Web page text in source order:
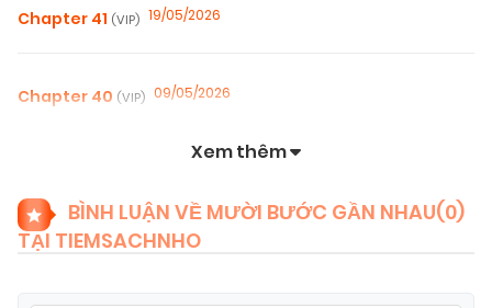
Chapter 41 (VIP) 19/05/2026
Chapter 40 (VIP) 09/05/2026
Chapter 38(VIP) 29/04/2026
Xem thêm
BÌNH LUẬN VỀ MƯỜI BƯỚC GẦN NHAU(0)
TẠI TIEMSACHNHO